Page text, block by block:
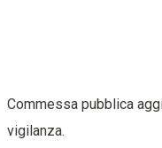
Commessa pubblica
vigilanza.